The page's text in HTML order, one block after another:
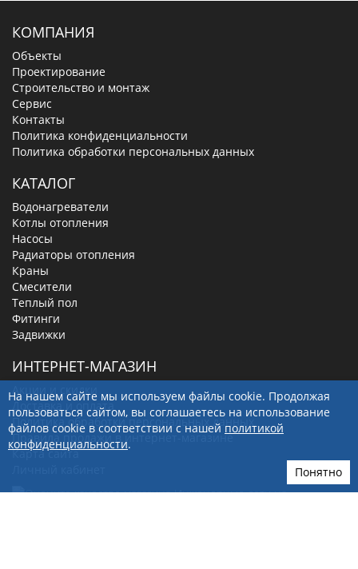
КОМПАНИЯ
Объекты
Проектирование
Строительство и монтаж
Сервис
Контакты
Политика конфиденциальности
Политика обработки персональных данных
КАТАЛОГ
Водонагреватели
Котлы отопления
Насосы
Радиаторы отопления
Краны
Смесители
Теплый пол
Фитинги
Задвижки
ИНТЕРНЕТ-МАГАЗИН
Акции и скидки
Доставка и оплата
Политика обработки персональных данных
Правила продажи в интернет-магазине
Карта сайта
На нашем сайте мы используем файлы cookie. Продолжая
пользоваться сайтом, вы соглашаетесь на использование
файлов cookie в соответствии с нашей политикой
конфиденциальности.
Понятно